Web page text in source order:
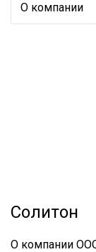
О компании
Солитон
О компании